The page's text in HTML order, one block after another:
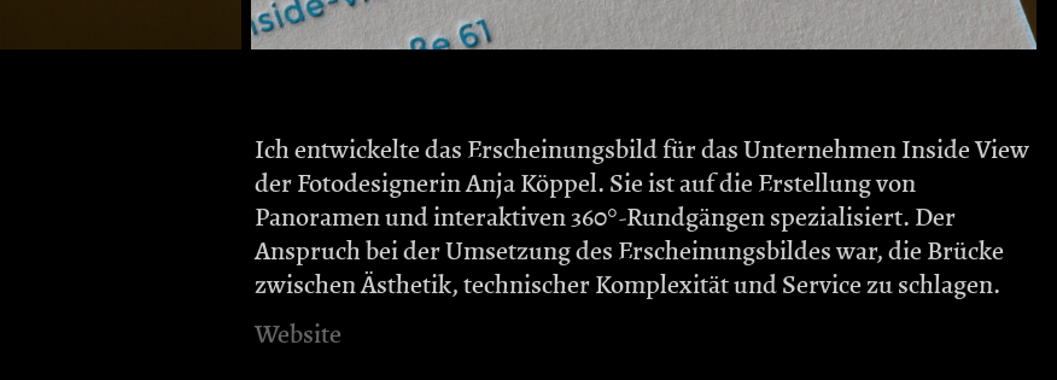
Ich entwickelte das Erscheinungsbild für das Unternehmen Inside View
der Fotodesignerin Anja Köppel. Sie ist auf die Erstellung von
Panoramen und interaktiven 360°-Rundgängen spezialisiert. Der
Anspruch bei der Umsetzung des Erscheinungsbildes war, die Brücke
zwischen Ästhetik, technischer Komplexität und Service zu schlagen.
Website